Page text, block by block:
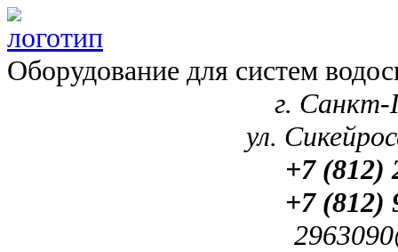
Оборудование для систем
г. Санкт-
ул.
+7 (812)
+7 (812)